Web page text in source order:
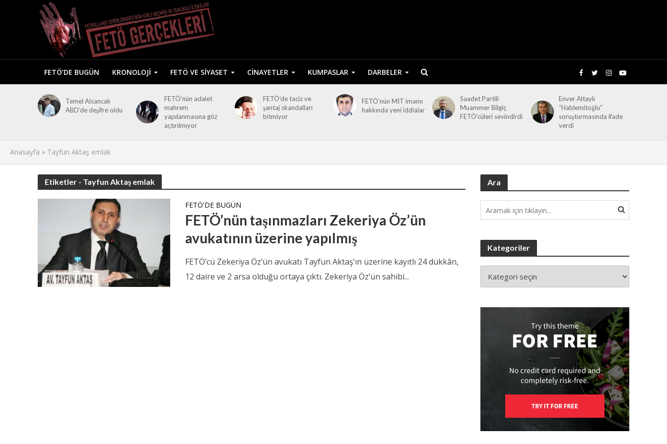
FETÖ’DE BUGÜN KRONOLOJI FETÖ VE SIYASET CINAYETLER KUMPASLAR DARBELER
Temel Alsancak
ABD’de deşifre oldu
FETÖ’nün adalet
mahrem
yapılanmasına göz
açtırılmıyor
FETÖ’de taciz ve
şantaj skandalları
bitmiyor
FETÖ’nün MİT imamı
hakkında yeni iddialar
Saadet Partili
Muammer Bilgiç
FETÖ’cüleri sevindirdi
Enver Altaylı
“Hablemitoğlu”
soruşturmasında ifade
verdi
Anasayfa » Tayfun Aktaş emlak
Etiketler - Tayfun Aktaş emlak
FETÖ'DE BUGÜN
FETÖ’nün taşınmazları Zekeriya Öz’ün
avukatının üzerine yapılmış
FETÖ’cü Zekeriya Öz’ün avukatı Tayfun Aktaş’ın üzerine kayıtlı 24 dükkân,
12 daire ve 2 arsa olduğu ortaya çıktı. Zekeriya Öz’ün sahibi...
Ara
Kategoriler